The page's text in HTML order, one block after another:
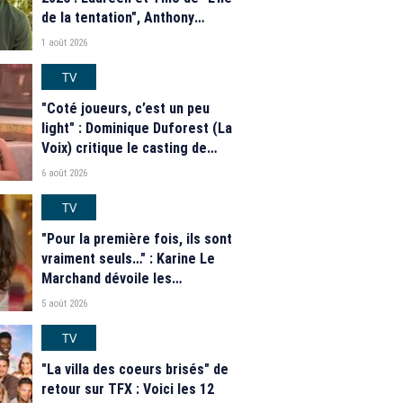
de la tentation", Anthony
Matéo, Jade Leboeuf... Le
de la télé-réalité de W9
1 août 2026
TV
"Coté joueurs, c’est un peu
light" : Dominique Duforest (La
Voix) critique le casting de
"Secret Story" 2026
6 août 2026
TV
"Pour la première fois, ils sont
vraiment seuls…" : Karine Le
Marchand dévoile les
nouveautés des speed dating
2026
5 août 2026
TV
"La villa des coeurs brisés" de
retour sur TFX : Voici les 12